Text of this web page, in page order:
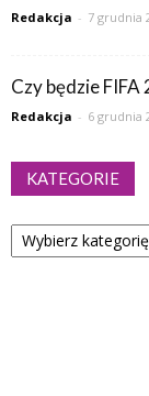
Redakcja - 7 grudnia
Czy będzie FIFA
Redakcja - 6 grudnia
KATEGORIE
Kategorie